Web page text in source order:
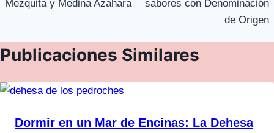
Mezquita y Medina Azahara
sabores con Denominación
de Origen
Publicaciones Similares
Dormir en un Mar de Encinas: La Dehesa